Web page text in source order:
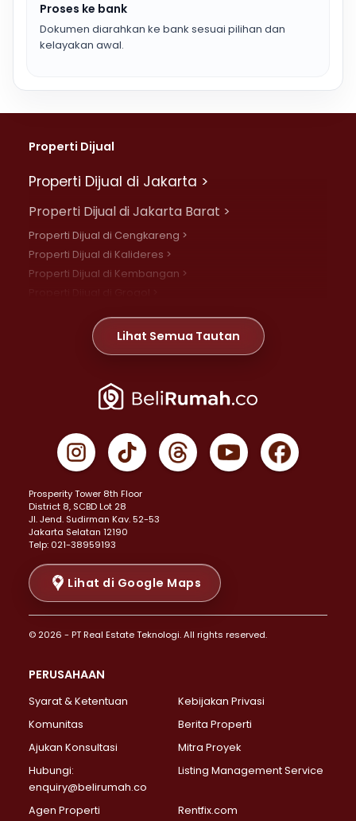
Proses ke bank
Dokumen diarahkan ke bank sesuai pilihan dan
kelayakan awal.
Properti Dijual
Properti Dijual di Jakarta >
Properti Dijual di Jakarta Barat >
Properti Dijual di Cengkareng >
Properti Dijual di Kalideres >
Properti Dijual di Kembangan >
Properti Dijual di Meruya >
Properti Dijual di Jelambar >
Properti Dijual di Jakarta Pusat >
Properti Dijual di Gambir >
Properti Dijual di Johar Baru >
Properti Dijual di Menteng >
Properti Dijual di Senen >
Properti Dijual di Tanah Abang >
Properti Dijual di Cikini >
Properti Dijual di Kramat >
Properti Dijual di Pasar Baru >
Properti Dijual di Bendungan Hilir >
Properti Dijual di Jakarta Selatan >
Properti Dijual di Lebak Bulus >
Properti Dijual di Gandaria Selatan >
Properti Dijual di Pondok Labu >
Properti Dijual di Lenteng Agung >
Properti Dijual di Senayan >
Properti Dijual di Pondok Pinang >
Lihat Semua Tautan
Prosperity Tower 8th Floor
District 8, SCBD Lot 28
JI. Jend. Sudirman Kav. 52-53
Jakarta Selatan 12190
Telp: 021-38959193
Lihat di Google Maps
© 2026 - PT Real Estate Teknologi. All rights reserved.
PERUSAHAAN
Syarat & Ketentuan
Kebijakan Privasi
Komunitas
Berita Properti
Ajukan Konsultasi
Mitra Proyek
Hubungi:
enquiry@belirumah.co
Listing Management Service
Agen Properti Rentfix.com